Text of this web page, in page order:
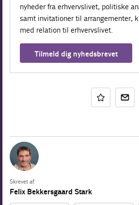
nyheder fra erhvervslivet, politiske
samt invitationer til arrangementer,
med relation til erhvervslivet.
Tilmeld dig nyhedsbrevet
Skrevet af:
Felix Bekkersgaard Stark